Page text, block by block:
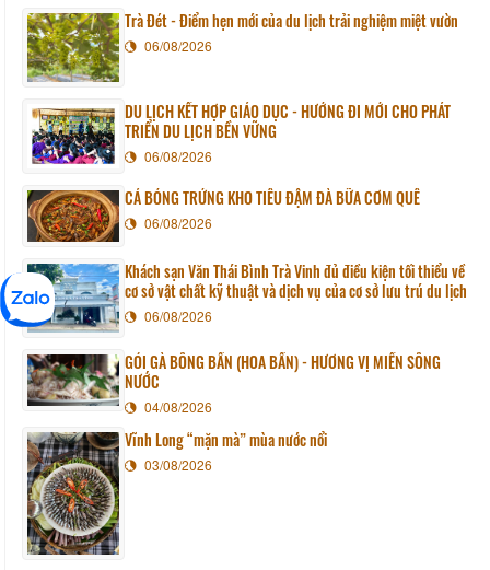
Trà Đét - Điểm hẹn mới của du lịch trải nghiệm miệt vườn
06/08/2026
DU LỊCH KẾT HỢP GIÁO DỤC - HƯỚNG ĐI MỚI CHO PHÁT
TRIỂN DU LỊCH BỀN VỮNG
06/08/2026
CÁ BÓNG TRỨNG KHO TIÊU ĐẬM ĐÀ BỮA CƠM QUÊ
06/08/2026
Khách sạn Văn Thái Bình Trà Vinh đủ điều kiện tối thiểu về
cơ sở vật chất kỹ thuật và dịch vụ của cơ sở lưu trú du lịch
06/08/2026
GỎI GÀ BÔNG BẦN (HOA BẦN) - HƯƠNG VỊ MIỀN SÔNG
NƯỚC
04/08/2026
Vĩnh Long “mặn mà” mùa nước nổi
03/08/2026